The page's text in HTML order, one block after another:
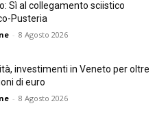
Sì al collegamento sciistico
Pusteria
- 8 Agosto 2026
investimenti in Veneto per oltre
di euro
- 8 Agosto 2026